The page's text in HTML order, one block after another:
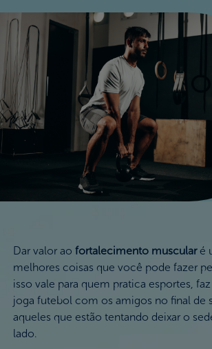
FAQ
Onde Comprar
Dar valor ao fortalecimento muscularé
melhores coisas que você pode fazer
isso vale para quem pratica esportes,
joga futebol com os amigos no final de
aqueles que estão tentando deixar o
lado.